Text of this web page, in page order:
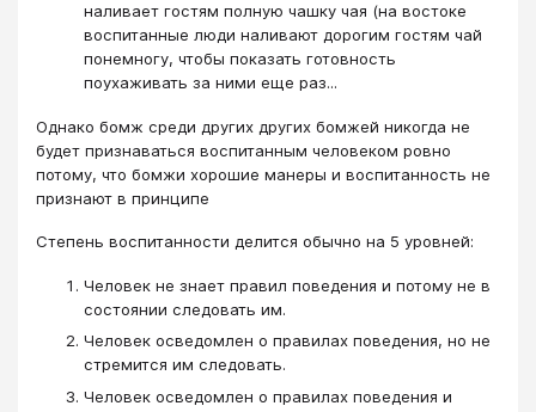
наливает гостям полную чашку чая (на востоке
воспитанные люди наливают дорогим гостям чай
понемногу, чтобы показать готовность
поухаживать за ними еще раз...
Однако бомж среди других других бомжей никогда не
будет признаваться воспитанным человеком ровно
потому, что бомжи хорошие манеры и воспитанность не
признают в принципе
Степень воспитанности делится обычно на 5 уровней:
Человек не знает правил поведения и потому не в
состоянии следовать им.
Человек осведомлен о правилах поведения, но не
стремится им следовать.
Человек осведомлен о правилах поведения и